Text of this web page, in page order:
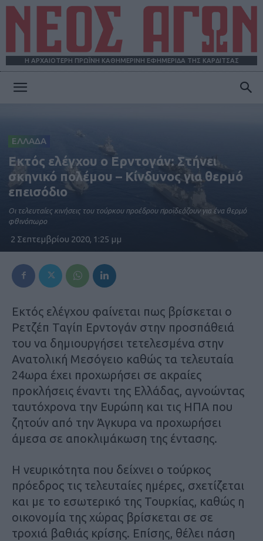
Η ΑΡΧΑΙΟΤΕΡΗ ΠΡΩΪΝΗ ΚΑΘΗΜΕΡΙΝΗ ΕΦΗΜΕΡΙΔΑ ΤΗΣ ΚΑΡΔΙΤΣΑΣ
ΕΛΛΑΔΑ
Εκτός ελέγχου ο Ερντογάν: Στήνει
σκηνικό πολέμου – Κίνδυνος για θερμό
επεισόδιο
Οι τελευταίες κινήσεις του τούρκου προέδρου προϊδεάζουν για ένα θερμό
φθινόπωρο
2 Σεπτεμβρίου 2020, 1:25 μμ
Εκτός ελέγχου φαίνεται πως βρίσκεται ο
Ρετζέπ Ταγίπ Ερντογάν στην προσπάθειά
του να δημιουργήσει τετελεσμένα στην
Ανατολική Μεσόγειο καθώς τα τελευταία
24ωρα έχει προχωρήσει σε ακραίες
προκλήσεις έναντι της Ελλάδας, αγνοώντας
ταυτόχρονα την Ευρώπη και τις ΗΠΑ που
ζητούν από την Άγκυρα να προχωρήσει
άμεσα σε αποκλιμάκωση της έντασης.
Η νευρικότητα που δείχνει ο τούρκος
πρόεδρος τις τελευταίες ημέρες, σχετίζεται
και με το εσωτερικό της Τουρκίας, καθώς η
οικονομία της χώρας βρίσκεται σε σε
τροχιά βαθιάς κρίσης. Επίσης, θέλει πάση